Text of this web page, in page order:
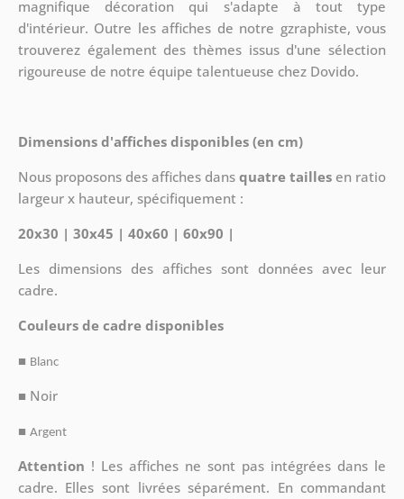
magnifique décoration qui s'adapte à tout type
d'intérieur. Outre les affiches de notre gzraphiste, vous
trouverez également des thèmes issus d'une sélection
rigoureuse de notre équipe talentueuse chez Dovido.
Dimensions d'affiches disponibles (en cm)
Nous proposons des affiches dansquatre tailles en ratio
largeur x hauteur, spécifiquement :
20x30 | 30x45 | 40x60 | 60x90 |
Les dimensions des affiches sont données avec leur
cadre.
Couleurs de cadre disponibles
■ Blanc
■ Noir
■ Argent
Attention ! Les affiches ne sont pas intégrées dans le
cadre. Elles sont livrées séparément. En commandant